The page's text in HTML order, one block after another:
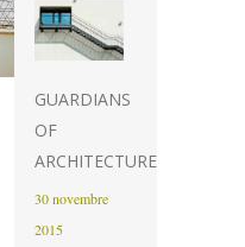
GUARDIANS
OF
ARCHITECTURE
30 novembre
2015